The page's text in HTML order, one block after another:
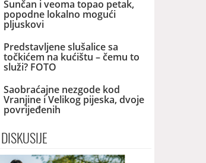
Sunčan i veoma topao petak,
popodne lokalno mogući
pljuskovi
Predstavljene slušalice sa
točkićem na kućištu – čemu to
služi? FOTO
Saobraćajne nezgode kod
Vranjine i Velikog pijeska, dvoje
povrijeđenih
DISKUSIJE